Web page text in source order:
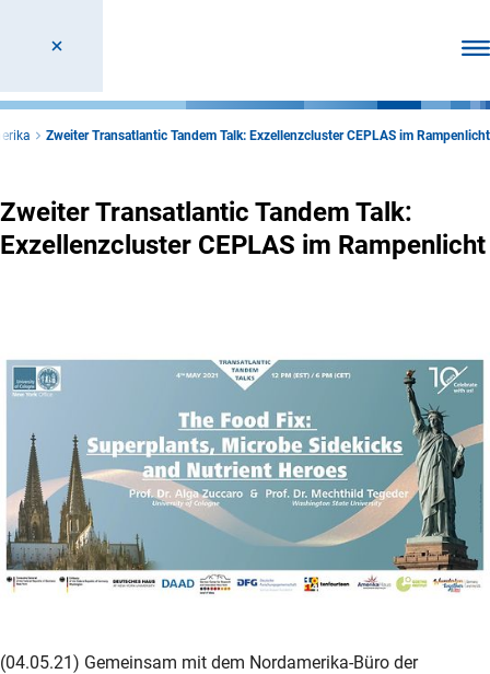
Zweiter Transatlantic Tandem Talk: Exzellenzcluster CEPLAS im Rampenlicht
Zweiter Transatlantic Tandem Talk:
Exzellenzcluster CEPLAS im Rampenlicht
(04.05.21) Gemeinsam mit dem Nordamerika-Büro der